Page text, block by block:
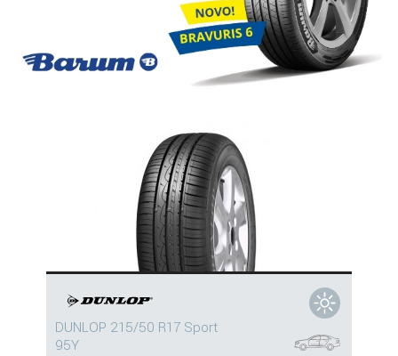
DUNLOP 215/50 R17 Sport
95Y